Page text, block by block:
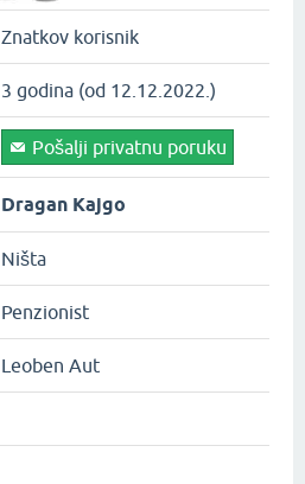
Znatkov korisnik
3 godina (od 12.12.2022.)
Pošalji privatnu poruku
Dragan Kajgo
Ništa
Penzionist
Leoben Aut